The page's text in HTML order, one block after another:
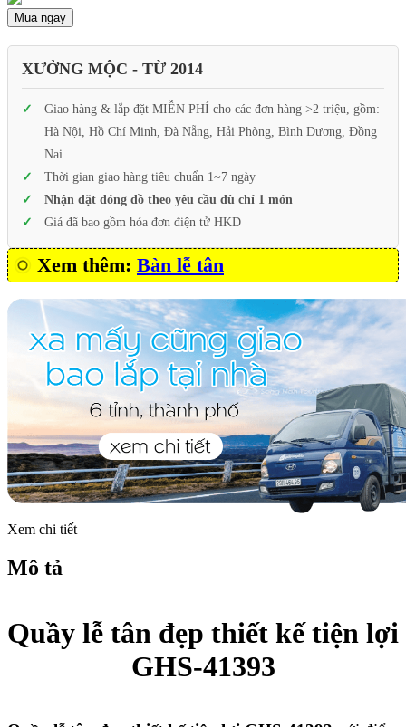
Mua ngay
XƯỞNG MỘC - TỪ 2014
Giao hàng & lắp đặt MIỄN PHÍ cho các đơn hàng >2 triệu, gồm:
Hà Nội, Hồ Chí Minh, Đà Nẵng, Hải Phòng, Bình Dương, Đồng
Nai.
Thời gian giao hàng tiêu chuẩn 1~7 ngày
Nhận đặt đóng đồ theo yêu cầu dù chỉ 1 món
Giá đã bao gồm hóa đơn điện tử HKD
Xem thêm: Bàn lễ tân
Xem chi tiết
Mô tả
Quầy lễ tân đẹp thiết kế tiện lợi
GHS-41393